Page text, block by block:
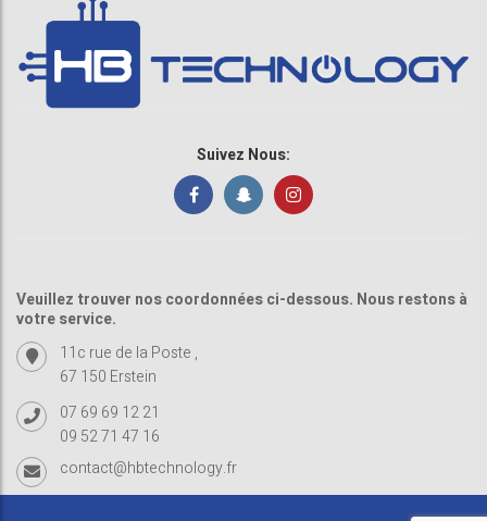
Suivez Nous:
Veuillez trouver nos coordonnées ci-dessous. Nous restons à
votre service.
11c rue de la Poste ,
67 150 Erstein
07 69 69 12 21
09 52 71 47 16
contact@hbtechnology.fr